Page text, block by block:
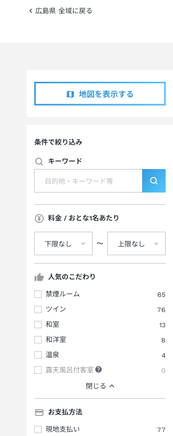
広島県 全域に戻る
地図を表示する
条件で絞り込み
キーワード
料金 / おとな1名あたり
下限なし 〜 上限なし
人気のこだわり
禁煙ルーム
85
ツイン
76
和室
13
和洋室
8
温泉
4
露天風呂付客室
0
閉じる
お支払方法
現地支払い
77